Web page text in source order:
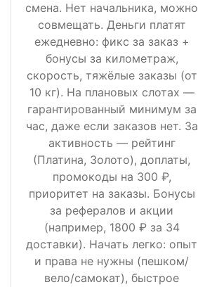
смена. Нет начальника, можно
совмещать. Деньги платят
ежедневно: фикс за заказ +
бонусы за километраж,
скорость, тяжёлые заказы (от
10 кг). На плановых слотах —
гарантированный минимум за
час, даже если заказов нет. За
активность — рейтинг
(Платина, Золото), доплаты,
промокоды на 300 ₽,
приоритет на заказы. Бонусы
за рефералов и акции
(например, 1800 ₽ за 34
доставки). Начать легко: опыт
и права не нужны (пешком/
вело/самокат), быстрое